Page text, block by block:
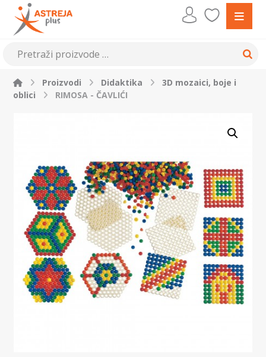
Proizvodi Didaktika
3D mozaici, boje i
oblici
RIMOSA - ČAVLIĆI